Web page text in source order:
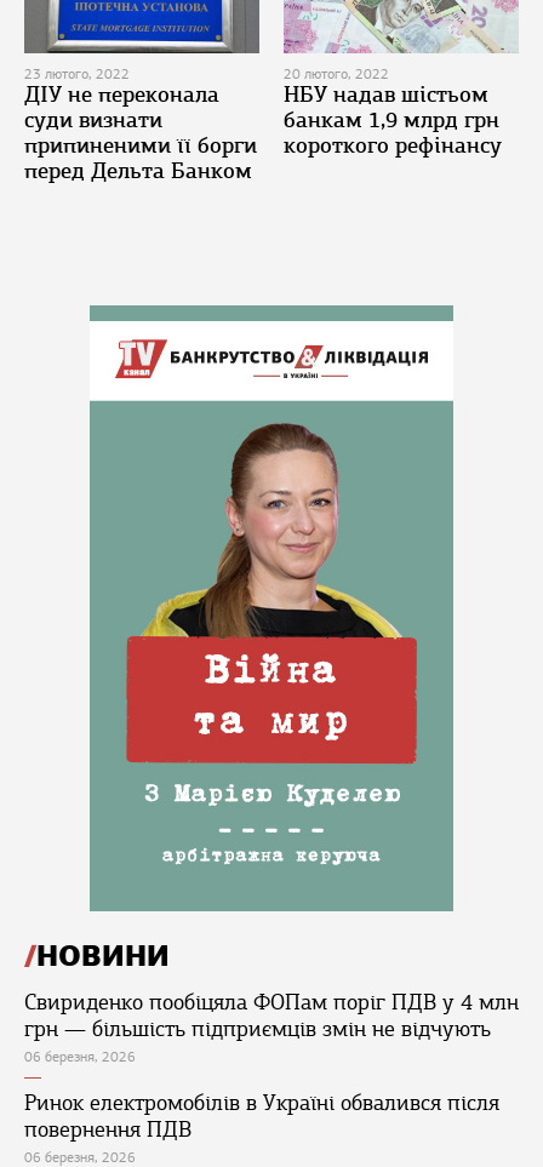
23 лютого, 2022
ДІУ не переконала
суди визнати
припиненими її борги
перед Дельта Банком
20 лютого, 2022
НБУ надав шістьом
банкам 1,9 млрд грн
короткого рефінансу
НОВИНИ
Свириденко пообіцяла ФОПам поріг ПДВ у 4 млн
грн — більшість підприємців змін не відчують
06 березня, 2026
Ринок електромобілів в Україні обвалився після
повернення ПДВ
06 березня, 2026